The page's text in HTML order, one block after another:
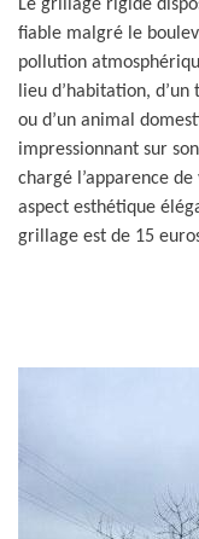
Le grillage rigide
fiable malgré le
pollution
lieu d’habitation,
ou d’un animal
impressionnant sur
chargé l’apparence
aspect esthétique
grillage est de 15